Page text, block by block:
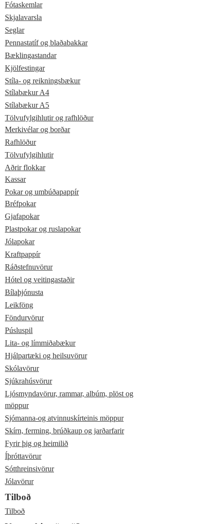
Fótaskemlar
Skjalavarsla
Seglar
Pennastatíf og blaðabakkar
Bæklingastandar
Kjölfestingar
Stíla- og reikningsbækur
Stílabækur A4
Stílabækur A5
Tölvufylgihlutir og rafhlöður
Merkivélar og borðar
Rafhlöður
Tölvufylgihlutir
Aðrir flokkar
Kassar
Pokar og umbúðapappír
Bréfpokar
Gjafapokar
Plastpokar og ruslapokar
Jólapokar
Kraftpappír
Ráðstefnuvörur
Hótel og veitingastaðir
Bílaþjónusta
Leikföng
Föndurvörur
Púsluspil
Lita- og límmiðabækur
Hjálpartæki og heilsuvörur
Skólavörur
Sjúkrahúsvörur
Ljósmyndavörur, rammar, albúm, plöst og
möppur
Sjómanna-og atvinnuskírteinis möppur
Skírn, ferming, brúðkaup og jarðarfarir
Fyrir þig og heimilið
Íþróttavörur
Sótthreinsivörur
Jólavörur
Tilboð
Tilboð